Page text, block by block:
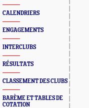
CALENDRIERS
ENGAGEMENTS
INTERCLUBS
RÉSULTATS
CLASSEMENT DES CLUBS
BARÈME ET TABLES DE
COTATION